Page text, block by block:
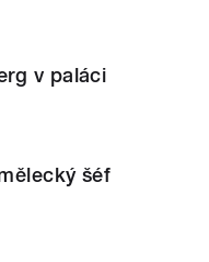
v paláci
šéf